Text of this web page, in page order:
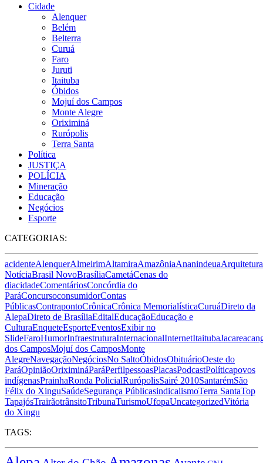
Cidade
Alenquer
Belém
Belterra
Curuá
Faro
Juruti
Itaituba
Óbidos
Mojuí dos Campos
Monte Alegre
Oriximiná
Rurópolis
Terra Santa
Política
JUSTIÇA
POLÍCIA
Mineração
Educação
Negócios
Esporte
CATEGORIAS:
acidenteAlenquerAlmeirimAltamiraAmazôniaAnanindeuaArquitetura
NotíciaBrasil NovoBrasíliaCametáCenas do
diacidadeComentáriosConcórdia do
ParáConcursoconsumidorContas
PúblicasContrapontoCrônicaCrônica MemorialísticaCuruáDireto da
AlepaDireto de BrasíliaEditalEducaçãoEducação e
CulturaEnqueteEsporteEventosExibir no
SlideFaroHumorInfraestruturaInternacionalInternetItaituba
dos CamposMojuí dos CamposMonte
AlegreNavegaçãoNegóciosNo SaltoÓbidosObituárioOeste do
ParáOpiniãoOriximináParáPerfilpessoasPlacasPodcastPolíticapovos
indígenasPrainhaRonda PolicialRurópolisSairé 2010SantarémSão
Félix do XinguSaúdeSegurança PúblicasindicalismoTerra SantaTop
TapajósTrairãotrânsitoTribunaTurismoUfopaUncategorizedVitória
do Xingu
TAGS: